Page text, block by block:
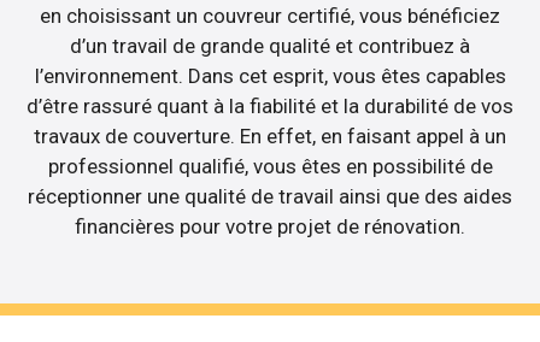
en choisissant un couvreur certifié, vous bénéficiez
d’un travail de grande qualité et contribuez à
l’environnement. Dans cet esprit, vous êtes capables
d’être rassuré quant à la fiabilité et la durabilité de vos
travaux de couverture. En effet, en faisant appel à un
professionnel qualifié, vous êtes en possibilité de
réceptionner une qualité de travail ainsi que des aides
financières pour votre projet de rénovation.